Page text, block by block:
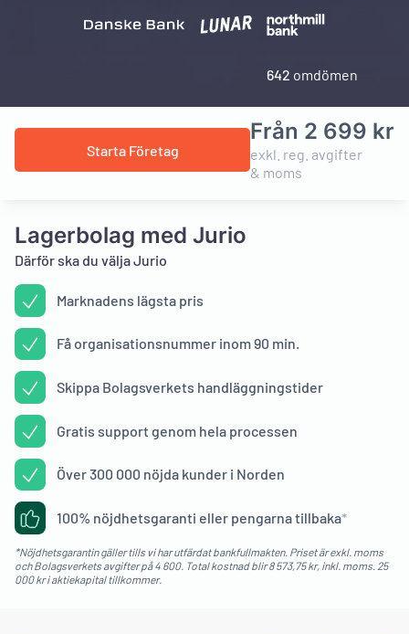
642 omdömen
Från 2 699 kr
exkl. reg. avgifter
& moms
Starta Företag
Lagerbolag med Jurio
Därför ska du välja Jurio
Marknadens lägsta pris
Få organisationsnummer inom 90 min.
Skippa Bolagsverkets handläggningstider
Gratis support genom hela processen
Över 300 000 nöjda kunder i Norden
100% nöjdhetsgaranti eller pengarna tillbaka*
*Nöjdhetsgarantin gäller tills vi har utfärdat bankfullmakten. Priset är exkl. moms
och Bolagsverkets avgifter på 4 600. Total kostnad blir 8 573,75 kr, inkl. moms. 25
000 kr i aktiekapital tillkommer.